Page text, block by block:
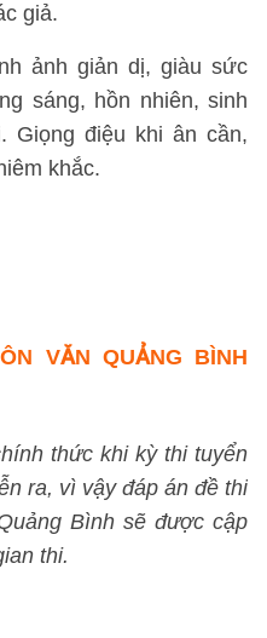
giả.
ảnh giản dị, giàu sức
sáng, hồn nhiên, sinh
Giọng điệu khi ân cần,
khắc.
VĂN QUẢNG BÌNH
thức khi kỳ thi tuyển
ra, vì vậy đáp án đề thi
Bình sẽ được cập
thi.